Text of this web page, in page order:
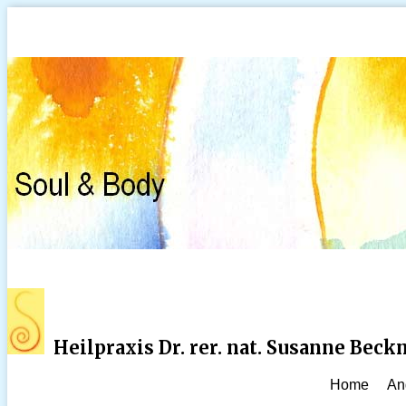
Heilpraxis Dr. rer. nat. Susanne
Home